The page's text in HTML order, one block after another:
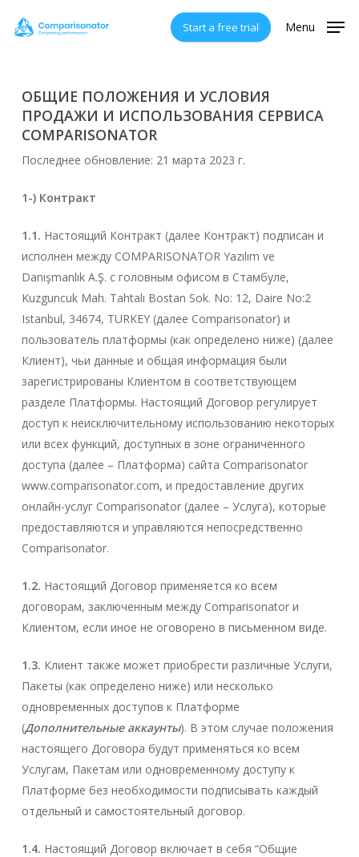
Start a free trial Menu
ОБЩИЕ ПОЛОЖЕНИЯ И УСЛОВИЯ
ПРОДАЖИ И ИСПОЛЬЗОВАНИЯ СЕРВИСА
COMPARISONATOR
Последнее обновление: 21 марта 2023 г.
1-) Контракт
1.1. Настоящий Контракт (далее Контракт) подписан и
исполнен между COMPARISONATOR Yazılım ve
Danışmanlık A.Ş. с головным офисом в Стамбуле,
Kuzguncuk Mah. Tahtalı Bostan Sok. No: 12, Daire No:2
Istanbul, 34674, TURKEY (далее Comparisonator) и
пользователь платформы (как определено ниже) (далее
Клиент), чьи данные и общая информация были
зарегистрированы Клиентом в соответствующем
разделе Платформы. Настоящий Договор регулирует
доступ к неисключительному использованию некоторых
или всех функций, доступных в зоне ограниченного
доступа (далее – Платформа) сайта Comparisonator
www.comparisonator.com, и предоставление других
онлайн-услуг Comparisonator (далее – Услуга), которые
предоставляются и управляются непосредственно
Comparisonator.
1.2. Настоящий Договор применяется ко всем
договорам, заключенным между Comparisonator и
Клиентом, если иное не оговорено в письменном виде.
1.3. Клиент также может приобрести различные Услуги,
Пакеты (как определено ниже) или несколько
одновременных доступов к Платформе
(Дополнительные аккаунты). В этом случае положения
настоящего Договора будут применяться ко всем
Услугам, Пакетам или одновременному доступу к
Платформе без необходимости подписывать каждый
отдельный и самостоятельный договор.
1.4. Настоящий Договор включает в себя “Общие